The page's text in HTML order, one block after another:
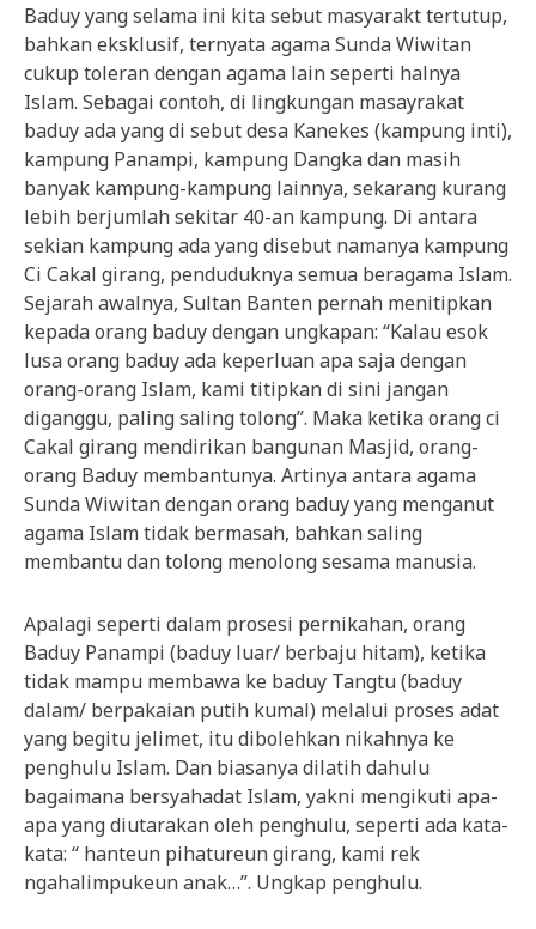
Baduy yang selama ini kita sebut masyarakt tertutup,
bahkan eksklusif, ternyata agama Sunda Wiwitan
cukup toleran dengan agama lain seperti halnya
Islam. Sebagai contoh, di lingkungan masayrakat
baduy ada yang di sebut desa Kanekes (kampung inti),
kampung Panampi, kampung Dangka dan masih
banyak kampung-kampung lainnya, sekarang kurang
lebih berjumlah sekitar 40-an kampung. Di antara
sekian kampung ada yang disebut namanya kampung
Ci Cakal girang, penduduknya semua beragama Islam.
Sejarah awalnya, Sultan Banten pernah menitipkan
kepada orang baduy dengan ungkapan: “Kalau esok
lusa orang baduy ada keperluan apa saja dengan
orang-orang Islam, kami titipkan di sini jangan
diganggu, paling saling tolong”. Maka ketika orang ci
Cakal girang mendirikan bangunan Masjid, orang-
orang Baduy membantunya. Artinya antara agama
Sunda Wiwitan dengan orang baduy yang menganut
agama Islam tidak bermasah, bahkan saling
membantu dan tolong menolong sesama manusia.
Apalagi seperti dalam prosesi pernikahan, orang
Baduy Panampi (baduy luar/ berbaju hitam), ketika
tidak mampu membawa ke baduy Tangtu (baduy
dalam/ berpakaian putih kumal) melalui proses adat
yang begitu jelimet, itu dibolehkan nikahnya ke
penghulu Islam. Dan biasanya dilatih dahulu
bagaimana bersyahadat Islam, yakni mengikuti apa-
apa yang diutarakan oleh penghulu, seperti ada kata-
kata: “ hanteun pihatureun girang, kami rek
ngahalimpukeun anak…”. Ungkap penghulu.